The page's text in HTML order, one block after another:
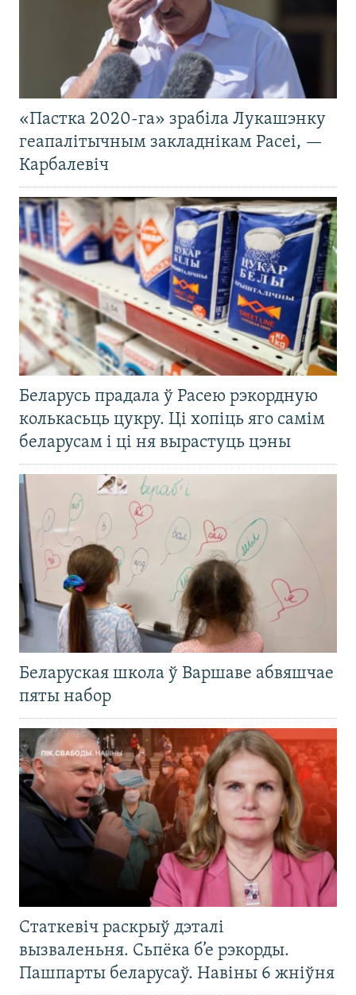
«Пастка 2020-га» зрабіла Лукашэнку
геапалітычным закладнікам Расеі, —
Карбалевіч
Беларусь прадала ў Расею рэкордную
колькасьць цукру. Ці хопіць яго самім
беларусам і ці ня вырастуць цэны
Беларуская школа ў Варшаве абвяшчае
пяты набор
Статкевіч раскрыў дэталі
вызваленьня. Сьпёка б’е рэкорды.
Пашпарты беларусаў. Навіны 6 жніўня